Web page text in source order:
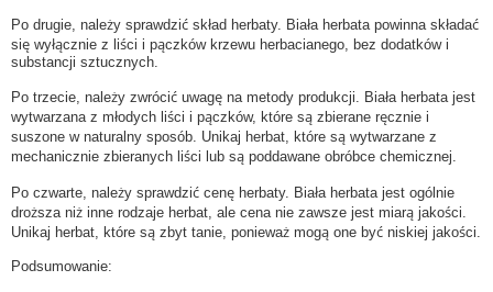
Po drugie, należy sprawdzić skład herbaty. Biała herbata powinna składać
się wyłącznie z liści i pączków krzewu herbacianego, bez dodatków i
substancji sztucznych.
Po trzecie, należy zwrócić uwagę na metody produkcji. Biała herbata jest
wytwarzana z młodych liści i pączków, które są zbierane ręcznie i
suszone w naturalny sposób. Unikaj herbat, które są wytwarzane z
mechanicznie zbieranych liści lub są poddawane obróbce chemicznej.
Po czwarte, należy sprawdzić cenę herbaty. Biała herbata jest ogólnie
droższa niż inne rodzaje herbat, ale cena nie zawsze jest miarą jakości.
Unikaj herbat, które są zbyt tanie, ponieważ mogą one być niskiej jakości.
Podsumowanie: